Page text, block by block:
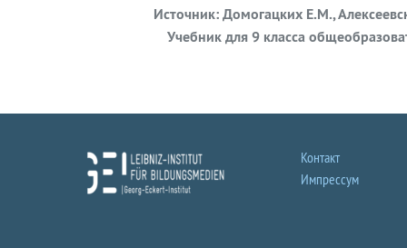
Источник: Домогацких Е.М.,
Учебник для 9 класса
Контакт
Импрессум